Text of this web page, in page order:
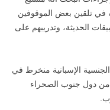
في تلقين بعض الموقوفين
الحديثة، وتدريبهم على
الإسبانية منخرط في
من دول جنوب الصحراء